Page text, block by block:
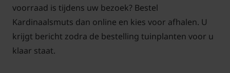
voorraad is tijdens uw bezoek? Bestel
Kardinaalsmuts dan online en kies voor afhalen. U
krijgt bericht zodra de bestelling tuinplanten voor u
klaar staat.